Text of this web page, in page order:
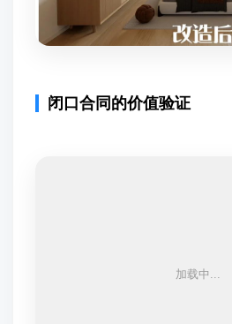
闭口合同的价值验证